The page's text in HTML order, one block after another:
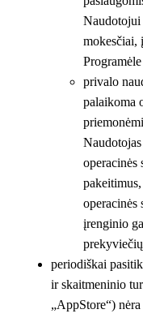
Naudotojui
mokesčiai,
privalo
palaikoma
operacinės
operacinės
įrenginio
periodiškai
ir skaitmeninio
„AppStore“)